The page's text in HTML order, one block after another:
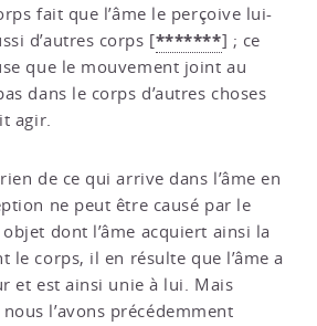
fait que l’âme le perçoive lui-
d’autres corps [*******] ; ce
que le mouvement joint au
dans le corps d’autres choses
agir.
de ce qui arrive dans l’âme en
ne peut être causé par le
dont l’âme acquiert ainsi la
le corps, il en résulte que l’âme a
et est ainsi unie à lui. Mais
l’avons précédemment